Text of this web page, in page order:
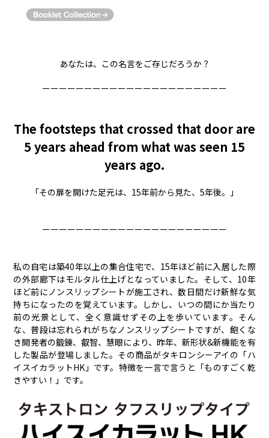
あなたは、この名言をご存じだろうか？
ーーーーーーーーーーーーーーーーーーーーーー
The footsteps that crossed that door are
5 years ahead from what was seen 15
years ago.
「その扉を開けた足元は、15年前から見た、5年後。」
ーーーーーーーーーーーーーーーーーーーーーー
私の自宅は築40年以上の集合住宅で、15年ほど前に入居した際
の外部廊下はモルタル仕上げとなっていました。そして、10年
ほど前にノンスリップシートが施工され、数日間だけ新鮮な気
持ちになったのを覚えています。しかし、いつの間にか当たり
前の光景として、全く意識せずその上を歩いています。そん
な、普段は忘れられがちなノンスリップシートですが、飽くな
き開発者の鍛錬、叡智、慧眼により、昨年、新形状&新機能を有
した製品が登場しました。その商品がタキロンシーアイの「ハ
イスイカラットHK」です。特徴を一言で言うと「ものすごく乾
きやすい！」です。